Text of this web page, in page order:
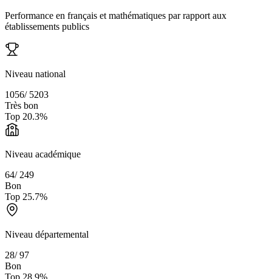
Performance en français et mathématiques par rapport aux
établissements publics
Niveau national
1056/ 5203
Très bon
Top 20.3%
Niveau académique
64/ 249
Bon
Top 25.7%
Niveau départemental
28/97
Bon